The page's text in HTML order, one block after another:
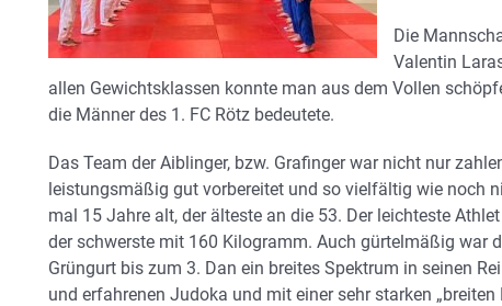
Die
Valentin
allen Gewichtsklassen konnte man aus dem Vollen
die Männer des 1. FC Rötz bedeutete.
Das Team der Aiblinger, bzw. Grafinger war nicht nur
leistungsmäßig gut vorbereitet und so vielfältig wie noch
mal 15 Jahre alt, der älteste an die 53. Der leichteste
der schwerste mit 160 Kilogramm. Auch gürtelmäßig war
Grüngurt bis zum 3. Dan ein breites Spektrum in seinen
und erfahrenen Judoka und mit einer sehr starken „breiten